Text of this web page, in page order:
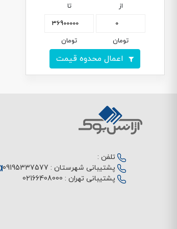
از
تومان
تا
تومان
اعمال محدوه قیمت
تلفن :
پشتیبانی شهرستان : 09195337577
پشتیبانی تهران : 02166408000